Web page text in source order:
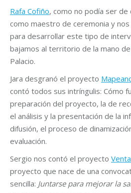
Rafa Cofiño, como no podía ser
como maestro de ceremonia y
para desarrollar este tipo de
bajamos al territorio de la mano de
Palacio.
Jara desgranó el proyecto
contó todos sus intríngulis: Cómo
preparación del proyecto, la de
el análisis y la presentación de la
difusión, el proceso de
evaluación.
Sergio nos contó el proyecto
proyecto que nace de una
sencilla: Juntarse para mejorar la